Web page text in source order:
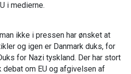
i medierne.
ikke i pressen har ønsket at
og igen er Danmark duks, for
for Nazi tyskland. Der har stort
om EU og afgivelsen af